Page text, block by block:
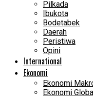
Pilkada
Ibukota
Bodetabek
Daerah
Peristiwa
Opini
International
Ekonomi
Ekonomi
Ekonomi Global